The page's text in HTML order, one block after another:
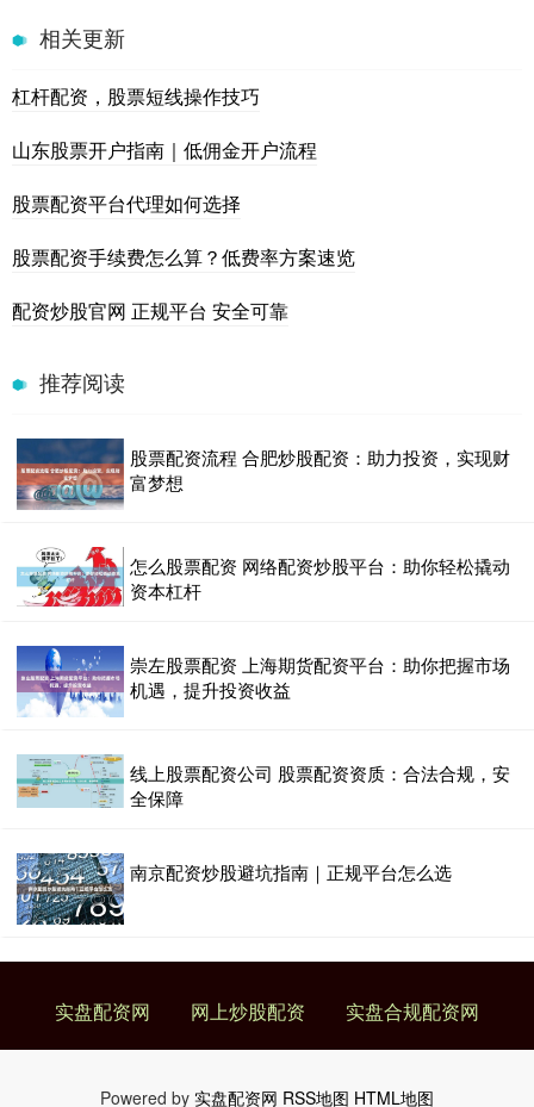
相关更新
杠杆配资，股票短线操作技巧
山东股票开户指南｜低佣金开户流程
股票配资平台代理如何选择
股票配资手续费怎么算？低费率方案速览
配资炒股官网 正规平台 安全可靠
推荐阅读
股票配资流程 合肥炒股配资：助力投资，实现财
富梦想
怎么股票配资 网络配资炒股平台：助你轻松撬动
资本杠杆
崇左股票配资 上海期货配资平台：助你把握市场
机遇，提升投资收益
线上股票配资公司 股票配资资质：合法合规，安
全保障
南京配资炒股避坑指南｜正规平台怎么选
实盘配资网 网上炒股配资 实盘合规配资网
Powered by 实盘配资网 RSS地图 HTML地图